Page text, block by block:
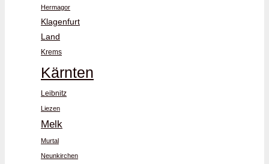
Hermagor
Klagenfurt
Land
Krems
Kärnten
Leibnitz
Liezen
Melk
Murtal
Neunkirchen